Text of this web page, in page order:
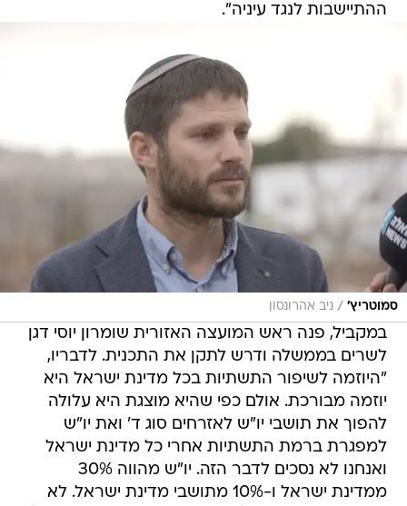
ההתיישבות לנגד עיניה".
סמוטריץ' / ניב אהרונסון
במקביל, פנה ראש המועצה האזורית שומרון יוסי דגן
לשרים בממשלה ודרש לתקן את התכנית. לדבריו,
"היוזמה לשיפור התשתיות בכל מדינת ישראל היא
יוזמה מבורכת. אולם כפי שהיא מוצגת היא עלולה
להפוך את תושבי יו"ש לאזרחים סוג ד' ואת יו"ש
למפגרת ברמת התשתיות אחרי כל מדינת ישראל
ואנחנו לא נסכים לדבר הזה. יו"ש מהווה 30%
ממדינת ישראל ו-10% מתושבי מדינת ישראל. לא